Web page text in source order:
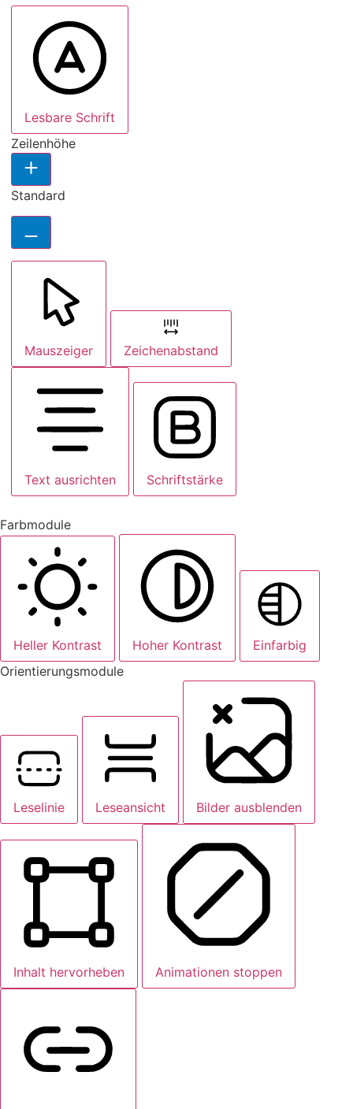
Lesbare Schrift
Zeilenhöhe
Standard
Mauszeiger Zeichenabstand
Text ausrichten Schriftstärke
Farbmodule
Heller Kontrast Hoher Kontrast
Einfarbig
Orientierungsmodule
Leselinie Leseansicht Bilder ausblenden
Inhalt hervorheben Animationen stoppen